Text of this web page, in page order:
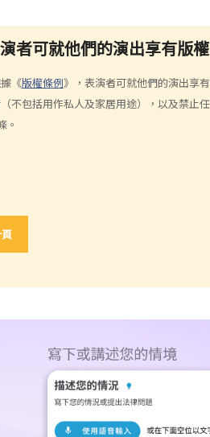
者可就他們的演出享有版
《版權條例》，表演者可就他們的演出享
不包括用作私人及家居用途），以及禁止
。